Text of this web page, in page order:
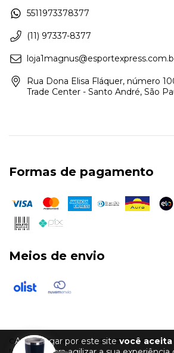
Ao navegar por este sitevocê
5511973378377
(11) 97337-8377
Rua Dona Elisa Fláquer, número
Trade Center - Santo André, São
Formas de pagamento
Meios de envio
Copyright Esportexpress - 29967195000125 -
reservados.